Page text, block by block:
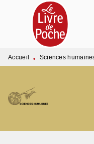
MENU
PIED DE PAGE
Accueil • Sciences